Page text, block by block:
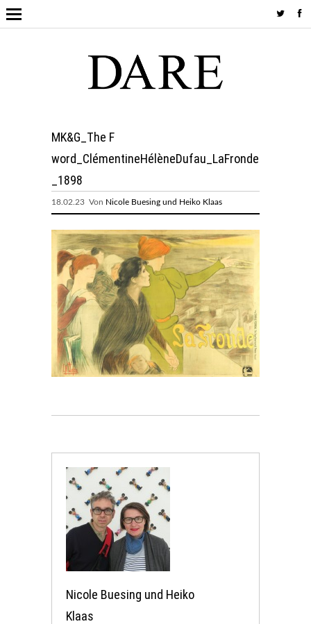
MK&G_The F
word_ClémentineHélèneDufau_LaFronde
_1898
18.02.23 Von Nicole Buesing und Heiko Klaas
Nicole Buesing und Heiko
Klaas